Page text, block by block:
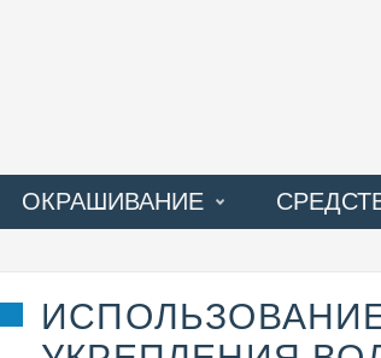
ОКРАШИВАНИЕ